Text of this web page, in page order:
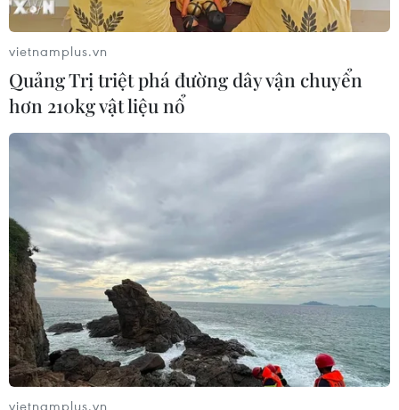
Thưởng lãm những điệu múa cổ Ấn Độ
quyến rũ giữa Thủ đô Hà Nội
Các nghệ sỹ nổi tiếng của Ấn Độ đã cống hiến những
tiết mục múa Kuchipudi đầy màu sắc thần thoại miêu tả
thần Shiva và thần Vishnu trong 10 kiếp.
vietnamplus.vn
Quảng Trị triệt phá đường dây vận chuyển
hơn 210kg vật liệu nổ
vietnamplus.vn